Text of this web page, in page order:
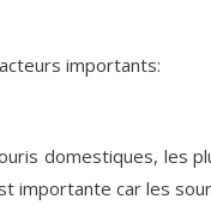
importants:
domestiques,
car les